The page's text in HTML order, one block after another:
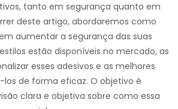
tanto em segurança quanto em
deste artigo, abordaremos como
aumentar a segurança das suas
estão disponíveis no mercado, as
esses adesivos e as melhores
de forma eficaz. O objetivo é
clara e objetiva sobre como essa